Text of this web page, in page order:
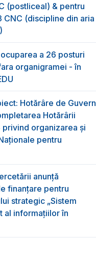
(postliceal) & pentru
(discipline din aria
a 26 posturi
organigramei - în
Hotărâre de Guvern
Hotărârii
organizarea şi
pentru
anunță
finanțare pentru
strategic „Sistem
al informațiilor în